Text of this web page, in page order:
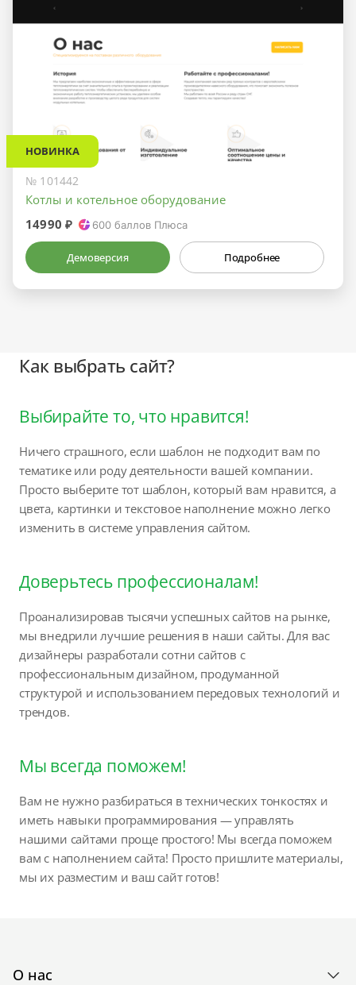
НОВИНКА
№ 101442
Котлы и котельное оборудование
14990 ₽
600 баллов Плюса
Демоверсия Подробнее
Как выбрать сайт?
Выбирайте то, что нравится!
Ничего страшного, если шаблон не подходит вам по
тематике или роду деятельности вашей компании.
Просто выберите тот шаблон, который вам нравится, а
цвета, картинки и текстовое наполнение можно легко
изменить в системе управления сайтом.
Доверьтесь профессионалам!
Проанализировав тысячи успешных сайтов на рынке,
мы внедрили лучшие решения в наши сайты. Для вас
дизайнеры разработали сотни сайтов с
профессиональным дизайном, продуманной
структурой и использованием передовых технологий и
трендов.
Мы всегда поможем!
Вам не нужно разбираться в технических тонкостях и
иметь навыки программирования — управлять
нашими сайтами проще простого! Мы всегда поможем
вам с наполнением сайта! Просто пришлите материалы,
мы их разместим и ваш сайт готов!
О нас